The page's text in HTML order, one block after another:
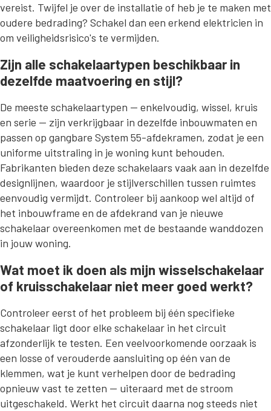
vereist. Twijfel je over de installatie of heb je te maken met
oudere bedrading? Schakel dan een erkend elektricien in
om veiligheidsrisico's te vermijden.
Zijn alle schakelaartypen beschikbaar in
dezelfde maatvoering en stijl?
De meeste schakelaartypen — enkelvoudig, wissel, kruis
en serie — zijn verkrijgbaar in dezelfde inbouwmaten en
passen op gangbare System 55-afdekramen, zodat je een
uniforme uitstraling in je woning kunt behouden.
Fabrikanten bieden deze schakelaars vaak aan in dezelfde
designlijnen, waardoor je stijlverschillen tussen ruimtes
eenvoudig vermijdt. Controleer bij aankoop wel altijd of
het inbouwframe en de afdekrand van je nieuwe
schakelaar overeenkomen met de bestaande wanddozen
in jouw woning.
Wat moet ik doen als mijn wisselschakelaar
of kruisschakelaar niet meer goed werkt?
Controleer eerst of het probleem bij één specifieke
schakelaar ligt door elke schakelaar in het circuit
afzonderlijk te testen. Een veelvoorkomende oorzaak is
een losse of verouderde aansluiting op één van de
klemmen, wat je kunt verhelpen door de bedrading
opnieuw vast te zetten — uiteraard met de stroom
uitgeschakeld. Werkt het circuit daarna nog steeds niet